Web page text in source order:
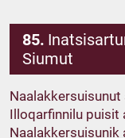
85.
Siumut
Illoqarfinnilu puisit
Naalakkersuisunik